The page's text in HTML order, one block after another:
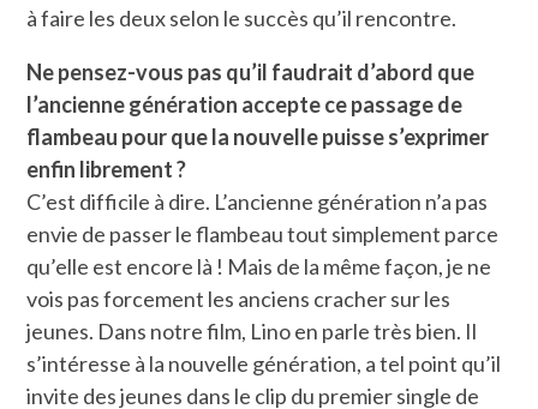
à faire les deux selon le succès qu’il rencontre.
Ne pensez-vous pas qu’il faudrait d’abord que
l’ancienne génération accepte ce passage de
flambeau pour que la nouvelle puisse s’exprimer
enfin librement ?
C’est difficile à dire. L’ancienne génération n’a pas
envie de passer le flambeau tout simplement parce
qu’elle est encore là ! Mais de la même façon, je ne
vois pas forcement les anciens cracher sur les
jeunes. Dans notre film, Lino en parle très bien. Il
s’intéresse à la nouvelle génération, a tel point qu’il
invite des jeunes dans le clip du premier single de